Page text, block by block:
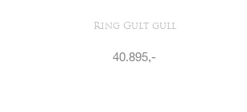
Ring Gult gull
40.895,-